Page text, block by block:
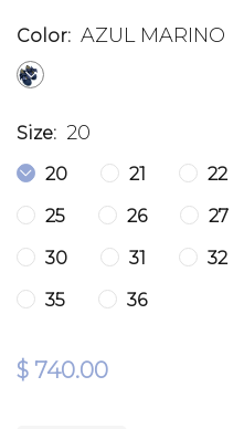
Color: AZUL MARINO
Size: 20
20 21 22
25
26 27
30
31 32
35
36
$ 740.00